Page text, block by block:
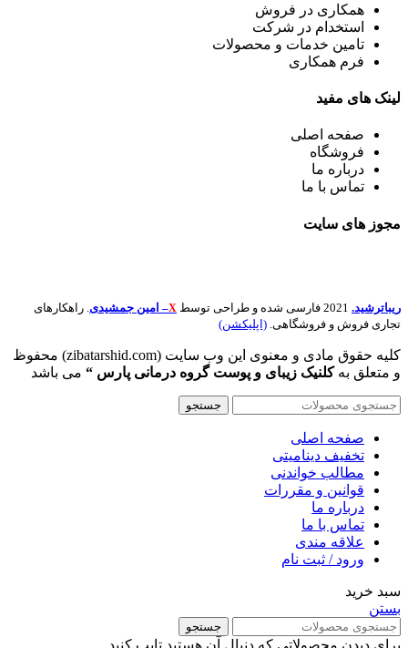
همکاری در فروش
استخدام در شرکت
تامین خدمات و محصولات
فرم همکاری
لینک های مفید
صفحه اصلی
فروشگاه
درباره ما
تماس با ما
مجوز های سایت
ریباترشید. 2021 فارسی شده و طراحی توسط X– امین جمشیدی . راهکارهای
تجاری فروش و فروشگاهی. (اپلیکشن)
کلیه حقوق مادی و معنوی این وب سایت (zibatarshid.com) محفوظ
و متعلق بهکلنیک زیبای و پوست گروه درمانی پارس “ می باشد
جستجو
صفحه اصلی
تخفیف دینامیتی
مطالب خواندنی
قوانین و مقررات
درباره ما
تماس با ما
علاقه مندی
ورود / ثبت نام
سبد خرید
بستن
جستجو
برای دیدن محصولاتی که دنبال آن هستید تایپ کنید.